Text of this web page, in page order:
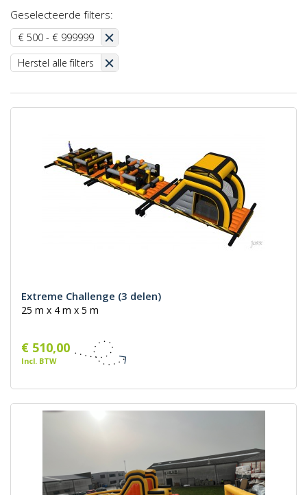
Geselecteerde filters:
€ 500 - € 999999
Herstel alle filters
Extreme Challenge (3 delen)
25 m x 4 m x 5 m
€ 510,00
Incl. BTW